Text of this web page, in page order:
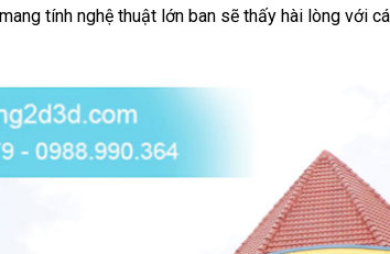
tính nghệ thuật lớn ban sẽ thấy hài lòng với